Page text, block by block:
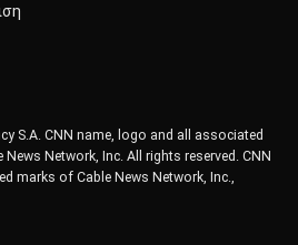
S.A. CNN name, logo and all associated
Network, Inc. All rights reserved. CNN
marks of Cable News Network, Inc.,